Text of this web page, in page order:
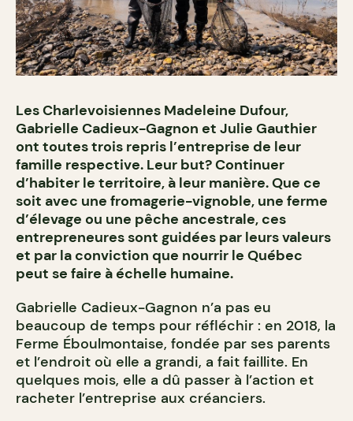
Les Charlevoisiennes Madeleine Dufour,
Gabrielle Cadieux-Gagnon et Julie Gauthier
ont toutes trois repris l’entreprise de leur
famille respective. Leur but? Continuer
d’habiter le territoire, à leur manière. Que ce
soit avec une fromagerie-vignoble, une ferme
d’élevage ou une pêche ancestrale, ces
entrepreneures sont guidées par leurs valeurs
et par la conviction que nourrir le Québec
peut se faire à échelle humaine.
Gabrielle Cadieux-Gagnon n’a pas eu
beaucoup de temps pour réfléchir : en 2018, la
Ferme Éboulmontaise, fondée par ses parents
et l’endroit où elle a grandi, a fait faillite. En
quelques mois, elle a dû passer à l’action et
racheter l’entreprise aux créanciers.